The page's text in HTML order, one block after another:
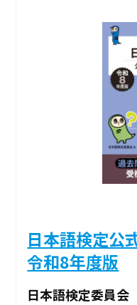
日本語検定
令和8年度版
日本語検定委員会